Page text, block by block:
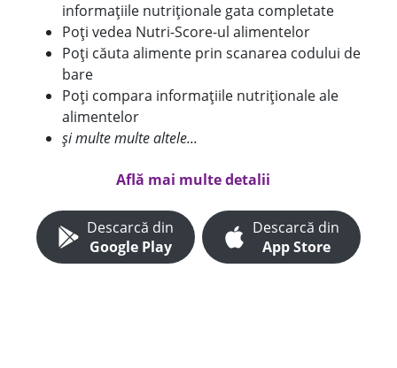
informațiile nutriționale gata completate
Poți vedea Nutri-Score-ul alimentelor
Poți căuta alimente prin scanarea codului de
bare
Poți compara informațiile nutriționale ale
alimentelor
și multe multe altele...
Află mai multe detalii
Descarcă din
Google Play
Descarcă din
App Store